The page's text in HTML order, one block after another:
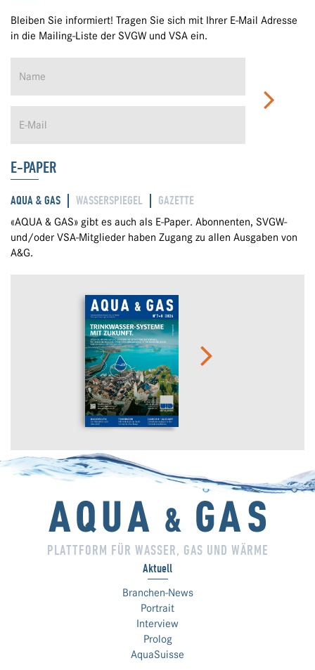
Bleiben Sie informiert! Tragen Sie sich mit Ihrer E-Mail Adresse
in die Mailing-Liste der SVGW und VSA ein.
E-PAPER
AQUA & GAS WASSERSPIEGEL GAZETTE
«AQUA & GAS» gibt es auch als E-Paper. Abonnenten, SVGW-
und/oder VSA-Mitglieder haben Zugang zu allen Ausgaben von
A&G.
PLATTFORM FÜR WASSER, GAS UND WÄRME
Aktuell
Branchen-News
Portrait
Interview
Prolog
AquaSuisse